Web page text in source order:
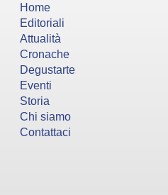
Home
Editoriali
Attualità
Cronache
Degustarte
Eventi
Storia
Chi siamo
Contattaci